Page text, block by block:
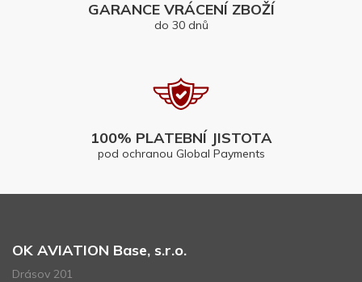
GARANCE VRÁCENÍ ZBOŽÍ
do 30 dnů
100% PLATEBNÍ JISTOTA
pod ochranou Global Payments
OK AVIATION Base, s.r.o.
Drásov 201